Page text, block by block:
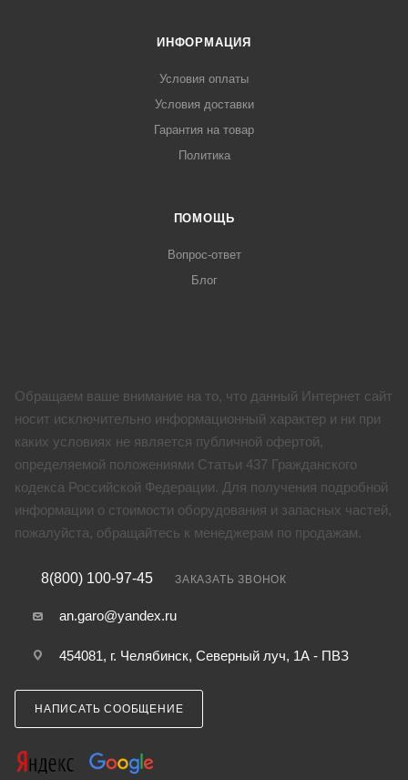
ИНФОРМАЦИЯ
Условия оплаты
Условия доставки
Гарантия на товар
Политика
ПОМОЩЬ
Вопрос-ответ
Блог
Обращаем ваше внимание на то, что данный Интернет сайт
носит исключительно информационный характер и ни при
каких условиях не является публичной офертой,
определяемой положениями Статьи 437 Гражданского
кодекса Российской Федерации. Для получения подробной
информации о стоимости оборудования и запасных частей,
пожалуйста, обращайтесь к менеджерам по продажам.
8(800) 100-97-45 ЗАКАЗАТЬ ЗВОНОК
an.garo@yandex.ru
454081, г. Челябинск, Северный луч, 1А - ПВЗ
НАПИСАТЬ СООБЩЕНИЕ